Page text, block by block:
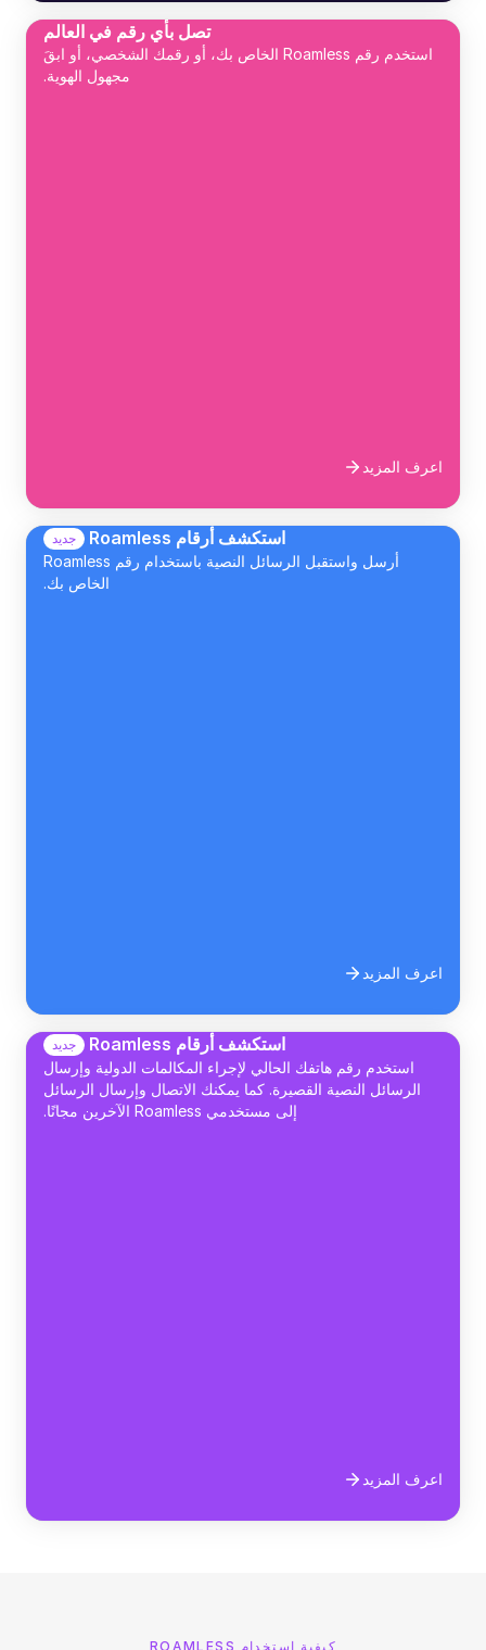
تصل بأي رقم في العالم
استخدم رقم Roamless الخاص بك، أو رقمك الشخصي، أو ابقَ
مجهول الهوية.
اعرف المزيد
استكشف أرقام Roamless جديد
أرسل واستقبل الرسائل النصية باستخدام رقم Roamless
الخاص بك.
اعرف المزيد
استكشف أرقام Roamless جديد
استخدم رقم هاتفك الحالي لإجراء المكالمات الدولية وإرسال
الرسائل النصية القصيرة. كما يمكنك الاتصال وإرسال الرسائل
إلى مستخدمي Roamless الآخرين مجانًا.
اعرف المزيد
كيفية استخدام ROAMLESS